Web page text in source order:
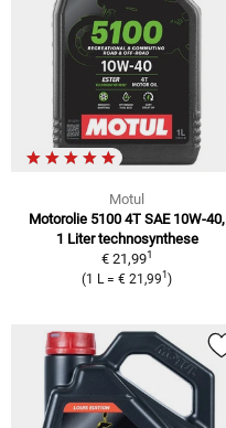
Motul
Motorolie 5100 4T SAE 10W-40,
1 Liter technosynthese
€ 21,991
(1 L = € 21,991 )